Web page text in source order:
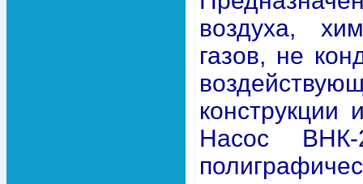
воздуха,
газов, не
конструкции
Насос